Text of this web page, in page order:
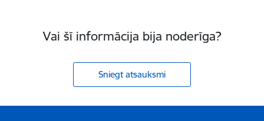
Vai šī informācija bija noderīga?
Sniegt atsauksmi